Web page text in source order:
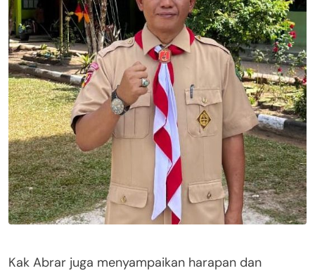
Kak Abrar juga menyampaikan harapan dan